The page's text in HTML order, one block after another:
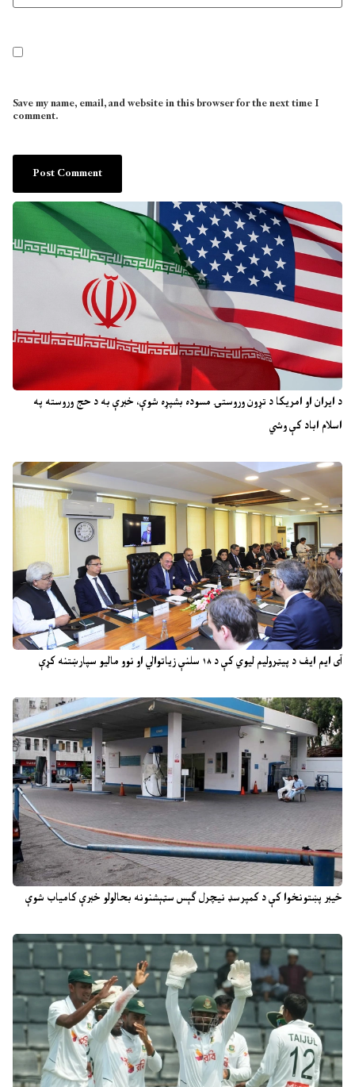
د ایران او امریکا د تړون وروستۍ مسوده بشپړه شوې، خبرې به د حج وروسته په
اسلام اباد کې وشي
آی ایم ایف د پیټرولیم لیوي کې د ۱۸ سلنې زیاتوالي او نوو مالیو سپارښتنه کړې
خیبر پښتونخوا کې د کمپرسډ نیچرل ګېس سټېشنونه بحالولو خبرې کامیاب شوې
Save my name, email, and website in this browser for the next time I
comment.